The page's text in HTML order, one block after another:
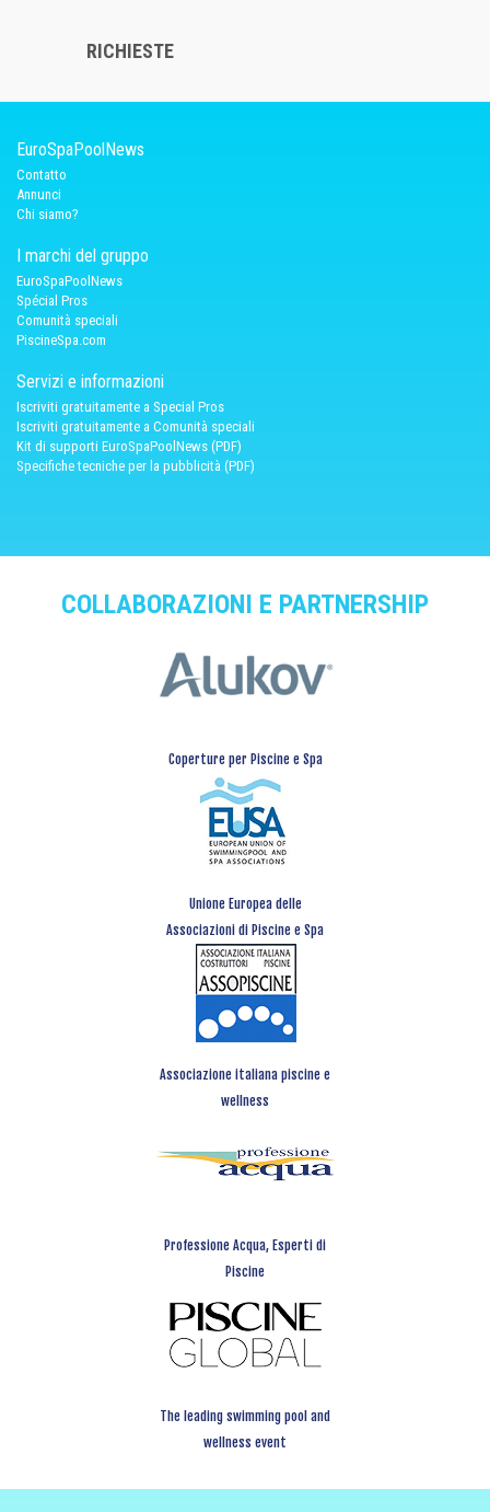
RICHIESTE
EuroSpaPoolNews
Contatto
Annunci
Chi siamo?
I marchi del gruppo
EuroSpaPoolNews
Spécial Pros
Comunità speciali
PiscineSpa.com
Servizi e informazioni
Iscriviti gratuitamente a Special Pros
Iscriviti gratuitamente a Comunità speciali
Kit di supporti EuroSpaPoolNews (PDF)
Specifiche tecniche per la pubblicità (PDF)
COLLABORAZIONI E PARTNERSHIP
Coperture per Piscine e Spa
Unione Europea delle
Associazioni di Piscine e Spa
Associazione italiana piscine e
wellness
Professione Acqua, Esperti di
Piscine
The leading swimming pool and
wellness event